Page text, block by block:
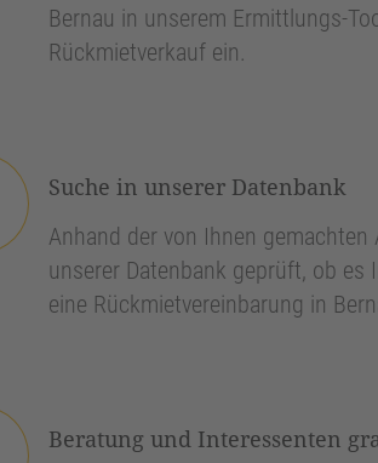
Bernau in unserem Ermittlungs-
Rückmietverkauf ein.
Suche in unserer Datenbank
Anhand der von Ihnen gemachten
unserer Datenbank geprüft, ob es
eine Rückmietvereinbarung in
Beratung und Interessenten